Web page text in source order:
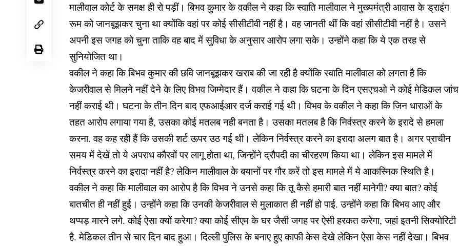
मालीवाल कोर्ट के समक्ष ही रो पड़ीं। बिभव कुमार के वकील ने कहा कि स्वाति मालीवाल ने मुख्यमंत्री आवास के ड्राइंग
रूम को जानबूझकर चुना था क्योंकि वहां पर कोई सीसीटीवी नहीं है। वह जानती थीं कि वहां सीसीटीवी नहीं है। उसने
अपनी इस जगह को चुना ताकि वह बाद में सुविधा के अनुसार आरोप लगा सके। उन्होंने कहा कि ये एक तरह से
सुनियोजित था।
वकील ने कहा कि बिभव कुमार की छवि जानबूझकर खराब की जा रही है क्योंकि स्वाति मालीवाल को लगता है कि
केजरीवाल से मिलने नहीं देने के लिए विभव जिम्मेदार हैं। वकील ने कहा कि घटना के दिन एसएचओ ने कोई मेडिकल जांच
नहीं कराई थी। घटना के तीन दिन बाद एफआईआर दर्ज कराई गई थी। विभव के वकील ने कहा कि जिन धाराओं के
तहत आरोप लगाया गया है, उसका कोई मतलब नही बनता है। उसका मतलब है कि निर्वस्त्र करने के इरादे से हमला
करना. वह कह रही हैं कि उसकी शर्ट ऊपर उठ गई थी। लेकिन निर्वस्त्र करने का इरादा अलग बात है। अगर प्राचीन
समय में देखें तो ये अपराध कौरवों पर लागू होता था, जिन्होंने द्रौपदी का चीरहरण किया था। लेकिन इस मामले में
निर्वस्त्र करने का इरादा नहीं है? लेकिन मालीवाल के बयानों पर गौर करें तो इस मामले में ये आकस्मिक स्थिति है।
वकील ने कहा कि मालीवाल का आरोप है कि विभव ने उनसे कहा कि तू कैसे हमारी बात नहीं मानेगी? क्या बात? कोई
बातचीत ही नहीं हुई। उन्होंने कहा कि उनकी केजरीवाल से मुलाकात ही नहीं हो पाई. उन्होंने कहा कि बिभव आए और
थप्पड़ मारने लगे. कोई ऐसा क्यों करेगा? क्या कोई सीएम के घर जैसी जगह पर ऐसी हरकत करेगा, जहां इतनी सिक्योरिटी
है. मेडिकल तीन से चार दिन बाद हुआ। दिल्ली पुलिस के बनाए हुए काफी केस देखे लेकिन ऐसा केस नहीं देखा। बिभव